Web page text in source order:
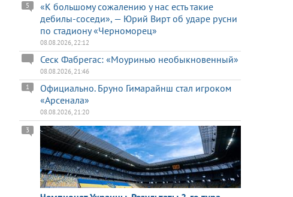
«К большому сожалению у нас есть такие
дебилы-соседи», — Юрий Вирт об ударе русни
по стадиону «Черноморец»
5
08.08.2026, 22:12
Сеск Фабрегас: «Моуринью необыкновенный»
08.08.2026, 21:46
Официально. Бруно Гимарайнш стал игроком
«Арсенала»
1
08.08.2026, 21:20
3